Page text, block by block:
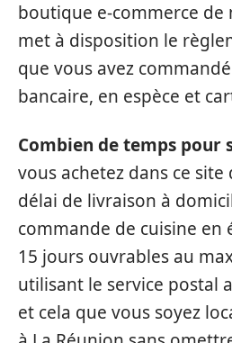
boutique e-commerce de
met à disposition le
que vous avez
bancaire, en espèce et
Combien de temps pour
vous achetez dans ce site
délai de livraison à
commande de cuisine en
15 jours ouvrables au
utilisant le service postal
et cela que vous soyez